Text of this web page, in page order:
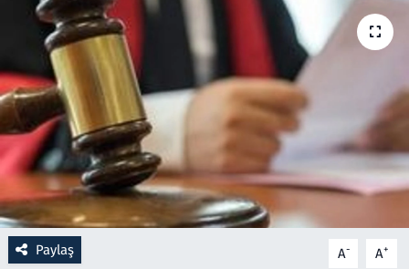
Paylaş A- A+
Resmi İlanlar
Rüya Tabirleri
Sağlık
Savunma Sanayi
Seçim 2023
Spor